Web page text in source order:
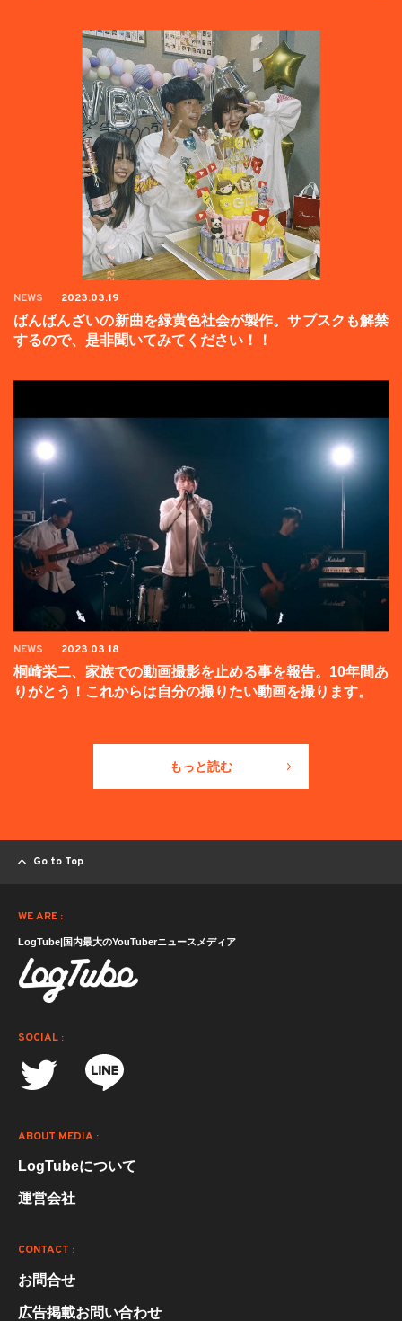
NEWS 2023.03.19
ばんばんざいの新曲を緑黄色社会が製作。サブスクも解禁
するので、是非聞いてみてください！！
NEWS 2023.03.18
桐崎栄二、家族での動画撮影を止める事を報告。10年間あ
りがとう！これからは自分の撮りたい動画を撮ります。
もっと読む
Go to Top
WE ARE :
LogTube|国内最大のYouTuberニュースメディア
SOCIAL :
ABOUT MEDIA :
LogTubeについて
運営会社
CONTACT :
お問合せ
広告掲載お問い合わせ